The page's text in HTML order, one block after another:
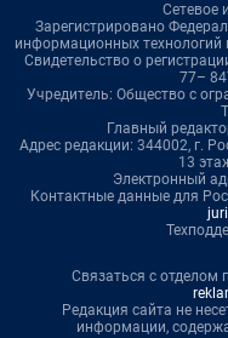
Сетевое
Зарегистрировано
информационных
Свидетельство о
77–
Учредитель: Общество с
Главный
Адрес редакции: 344002, г.
13
Электронный
Контактные данные для
Связаться с отделом
Редакция сайта не
информации,